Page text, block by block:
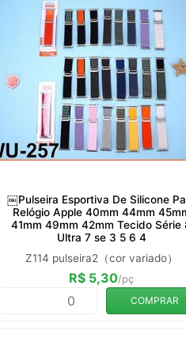
￼Pulseira Esportiva De Silicone
Relógio Apple 40mm 44mm
41mm 49mm 42mm Tecido Série
Ultra 7 se 3 5 6 4
Z114 pulseira2（cor variado）
R$ 5,30/pç
COMPRAR